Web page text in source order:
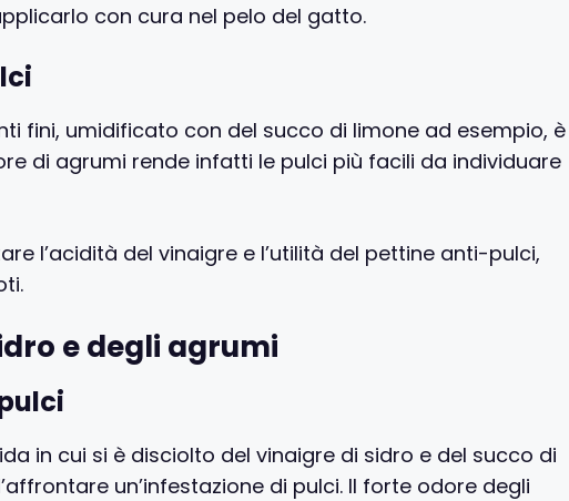
con cura nel pelo del gatto.
fini, umidificato con del succo di limone ad esempio, è
di agrumi rende infatti le pulci più facili da individuare
l’acidità del vinaigre e l’utilità del pettine anti-pulci,
e degli agrumi
in cui si è disciolto del vinaigre di sidro e del succo di
un’infestazione di pulci. Il forte odore degli